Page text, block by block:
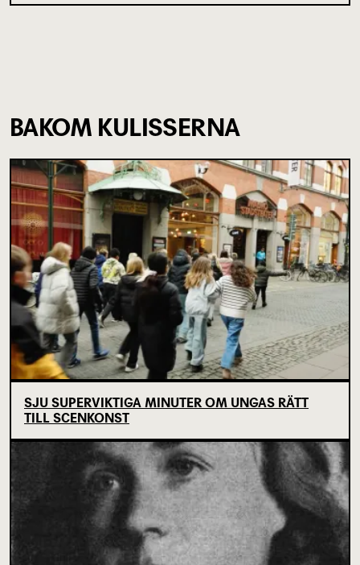
BAKOM KULISSERNA
SJU SUPERVIKTIGA MINUTER OM UNGAS RÄTT
TILL SCENKONST